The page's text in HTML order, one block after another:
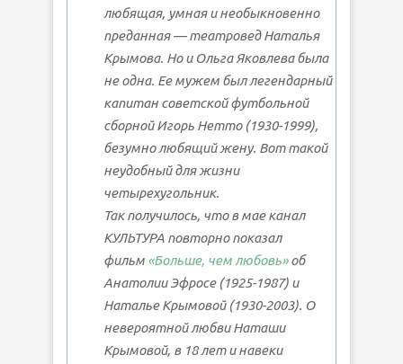
любящая, умная и необыкновенно
преданная — театровед Наталья
Крымова. Но и Ольга Яковлева была
не одна. Ее мужем был легендарный
капитан советской футбольной
сборной Игорь Нетто (1930-1999),
безумно любящий жену. Вот такой
неудобный для жизни
четырехугольник.
Так получилось, что в мае канал
КУЛЬТУРА повторно показал
фильм «Больше, чем любовь»об
Анатолии Эфросе (1925-1987) и
Наталье Крымовой (1930-2003). О
невероятной любви Наташи
Крымовой, в 18 лет и навеки